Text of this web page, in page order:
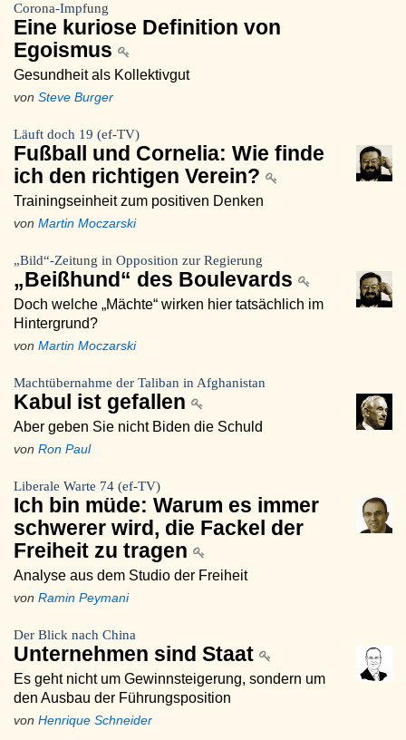
Corona-Impfung
Eine kuriose Definition von
Egoismus
Gesundheit als Kollektivgut
von Steve Burger
Läuft doch 19 (ef-TV)
Fußball und Cornelia: Wie finde
ich den richtigen Verein?
Trainingseinheit zum positiven Denken
von Martin Moczarski
„Bild“-Zeitung in Opposition zur Regierung
„Beißhund“ des Boulevards
Doch welche „Mächte“ wirken hier tatsächlich im
Hintergrund?
von Martin Moczarski
Machtübernahme der Taliban in Afghanistan
Kabul ist gefallen
Aber geben Sie nicht Biden die Schuld
von Ron Paul
Liberale Warte 74 (ef-TV)
Ich bin müde: Warum es immer
schwerer wird, die Fackel der
Freiheit zu tragen
Analyse aus dem Studio der Freiheit
von Ramin Peymani
Der Blick nach China
Unternehmen sind Staat
Es geht nicht um Gewinnsteigerung, sondern um
den Ausbau der Führungsposition
von Henrique Schneider